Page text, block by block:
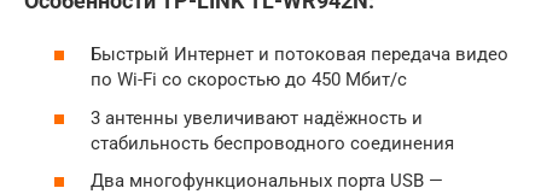
Быстрый Интернет и потоковая передача видео
по Wi-Fi со скоростью до 450 Мбит/с
3 антенны увеличивают надёжность и
стабильность беспроводного соединения
Два многофункциональных порта USB —